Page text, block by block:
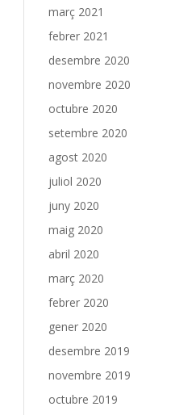
març 2021
febrer 2021
desembre 2020
novembre 2020
octubre 2020
setembre 2020
agost 2020
juliol 2020
juny 2020
maig 2020
abril 2020
març 2020
febrer 2020
gener 2020
desembre 2019
novembre 2019
octubre 2019